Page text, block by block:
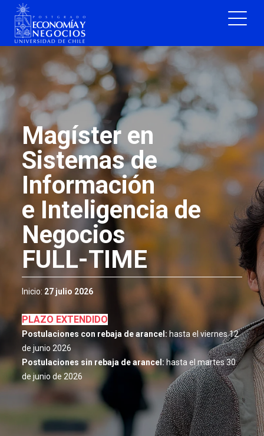
Magíster en
Sistemas de
Información
e Inteligencia de
Negocios
FULL-TIME
Inicio: 27 julio 2026
PLAZO EXTENDIDO
Postulaciones con rebaja de arancel: hasta el viernes 12
de junio 2026
Postulaciones sin rebaja de arancel: hasta el martes 30
de junio de 2026